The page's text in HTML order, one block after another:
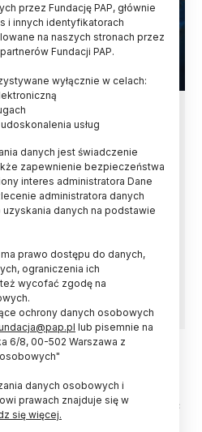
nie tylko
ale mogli też dzielić
która trwała przez
z badania
PNAS. Odkrycia z
że oba gatunki
symboliczne
Homo sapiens i
mogli się krzyżować
Siedmiogrodu
przez Fundację PAP, głównie
i innych identyfikatorach
na naszych stronach przez
Fundacji PAP.
wyłącznie w celach:
usług
danych jest świadczenie
zapewnienie bezpieczeństwa
interes administratora Dane
administratora danych
danych na podstawie
prawo dostępu do danych,
ograniczenia ich
wycofać zgodę na
ochrony danych osobowych
lub pisemnie na
6/8, 00-502 Warszawa z
danych osobowych i
prawach znajduje się w
się więcej.